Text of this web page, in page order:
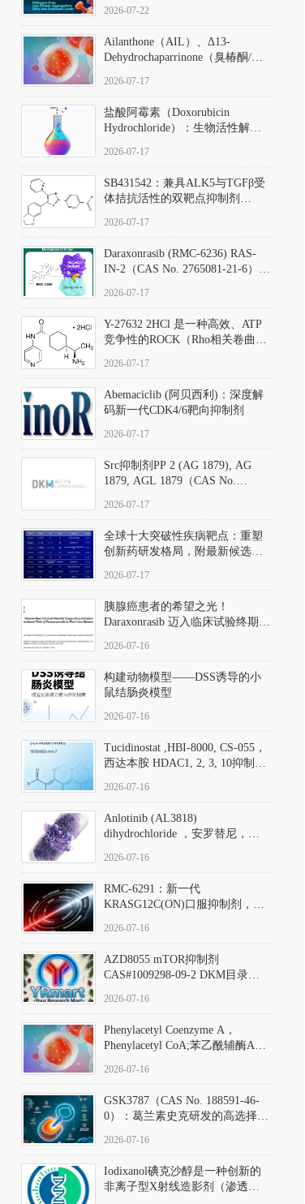
量下的高灵敏度、非侵入式生物
及应用瓶颈
2026-07-22
Ailanthone（AIL）、Δ13-
Dehydrochaparrinone（臭椿酮/臭
DKM货号 D806885
2026-07-17
盐酸阿霉素（Doxorubicin
Hydrochloride）：生物活性解
范
2026-07-17
SB431542：兼具ALK5与TGFβ受
体拮抗活性的双靶点抑制剂
D801067）
2026-07-17
Daraxonrasib (RMC-6236) RAS-
IN-2（CAS No. 2765081-21-6）：
向KRAS/NRAS/HRAS的广谱RAS
2026-07-17
Y-27632 2HCl 是一种高效、ATP
竞争性的ROCK（Rho相关卷曲螺
同等抑制ROCK1与ROCK2；其通
过精准嵌入激酶的ATP结合位点
发挥抑制作用，对ROCK1和
ROCK2的解离常数（Ki）分别为
140 nM和300 nM；在众多丝氨酸/
中，其靶向ROCK的选择性超过
200倍，凸显出优异的分子特异
2026-07-17
Abemaciclib (阿贝西利)：深度解
码新一代CDK4/6靶向抑制剂
2026-07-17
Src抑制剂PP 2 (AG 1879), AG
1879, AGL 1879（CAS No.
应用指南
2026-07-17
全球十大突破性疾病靶点：重塑
创新药研发格局，附最新候选分
2026-07-17
胰腺癌患者的希望之光！
Daraxonrasib 迈入临床试验终期阶
2026-07-16
构建动物模型——DSS诱导的小
鼠结肠炎模型
2026-07-16
Tucidinostat ,HBI-8000, CS-055，
西达本胺 HDAC1, 2, 3, 10抑制剂
D808567) - DKM活性分子
2026-07-16
Anlotinib (AL3818)
dihydrochloride ，安罗替尼，
Hydrochloride实验方法步骤SOP
2026-07-16
RMC-6291：新一代
KRASG12C(ON)口服抑制剂，
(Elironrasib)CAS#2641998-63-0
2026-07-16
AZD8055 mTOR抑制剂
CAS#1009298-09-2 DKM目录号
激酶抑制剂的深度剖析
2026-07-16
Phenylacetyl Coenzyme A，
Phenylacetyl CoA;苯乙酰辅酶A
2026-07-16
GSK3787（CAS No. 188591-46-
0）：葛兰素史克研发的高选择
抗剂，被广泛视为研究PPARδ核
受体生理功能、信号通路验证及
靶点药理机制的金标准化学探
针。
2026-07-16
Iodixanol碘克沙醇是一种创新的
非离子型X射线造影剂（渗透压